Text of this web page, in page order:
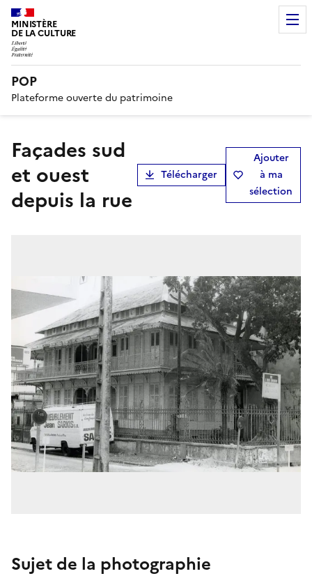
MINISTÈRE
DE LA CULTURE
POP
Plateforme ouverte du patrimoine
façades sud
et ouest
depuis la rue
Télécharger
Ajouter
à ma
sélection
Sujet de la photographie